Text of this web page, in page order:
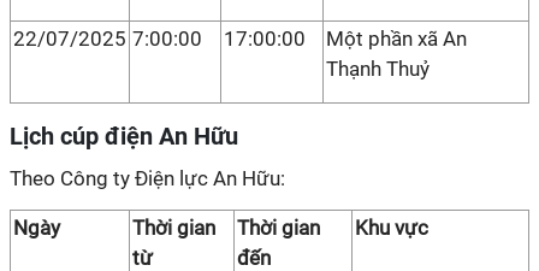
22/07/2025 7:00:00 17:00:00
Một phần xã An
Thạnh Thuỷ
Lịch cúp điện An Hữu
Theo Công ty Điện lực An Hữu:
Ngày
Thời gian
từ
Thời gian
đến
Khu vực